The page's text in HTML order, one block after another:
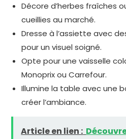
Décore d’herbes fraîches
cueillies au marché.
Dresse à l’assiette avec
pour un visuel soigné.
Opte pour une vaisselle
Monoprix ou Carrefour.
Illumine la table avec une
créer l’ambiance.
Article en lien :